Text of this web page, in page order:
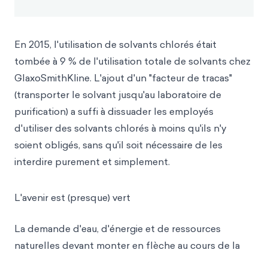
En 2015, l'utilisation de solvants chlorés était
tombée à 9 % de l'utilisation totale de solvants chez
GlaxoSmithKline. L'ajout d'un "facteur de tracas"
(transporter le solvant jusqu'au laboratoire de
purification) a suffi à dissuader les employés
d'utiliser des solvants chlorés à moins qu'ils n'y
soient obligés, sans qu'il soit nécessaire de les
interdire purement et simplement.
L'avenir est (presque) vert
La demande d'eau, d'énergie et de ressources
naturelles devant monter en flèche au cours de la